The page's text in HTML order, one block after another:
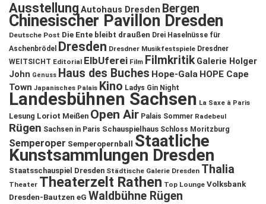
Ausstellung Autohaus Dresden Bergen
Chinesischer Pavillon Dresden
Deutsche Post Die Ente bleibt draußen Drei Haselnüsse für
Aschenbrödel
Dresden Dresdner Musikfestspiele Dresdner
WEITSICHT Editorial ElbUferei Film Filmkritik Galerie Holger
John Genuss Haus des Buches Hope-Gala HOPE Cape
Town Japanisches Palais Kino Ladys Gin Night
Landesbühnen Sachsen La Saxe à Paris
Lesung Loriot Meißen Open Air Palais Sommer Radebeul
Rügen Sachsen in Paris Schauspielhaus Schloss Moritzburg
Semperoper Semperopernball Staatliche
Kunstsammlungen Dresden
Staatsschauspiel Dresden Städtische Galerie Dresden Thalia
Theater Theaterzelt Rathen Top Lounge Volksbank
Dresden-Bautzen eG Waldbühne Rügen